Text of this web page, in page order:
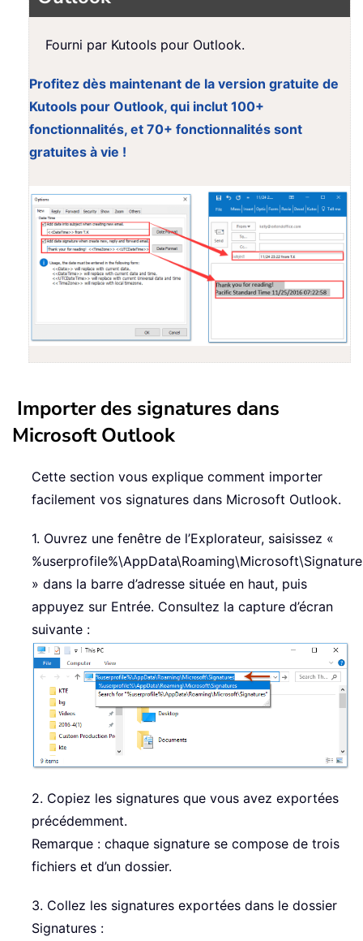
Fourni par Kutools pour Outlook.
Profitez dès maintenant de la version gratuite de
Kutools pour Outlook, qui inclut 100+
fonctionnalités, et 70+ fonctionnalités sont
gratuites à vie !
Importer des signatures dans
Microsoft Outlook
Cette section vous explique comment importer
facilement vos signatures dans Microsoft Outlook.
1. Ouvrez une fenêtre de l’Explorateur, saisissez «
» dans la barre d’adresse située en haut, puis
appuyez sur Entrée. Consultez la capture d’écran
suivante :
2. Copiez les signatures que vous avez exportées
précédemment.
Remarque : chaque signature se compose de trois
fichiers et d’un dossier.
3. Collez les signatures exportées dans le dossier
Signatures :